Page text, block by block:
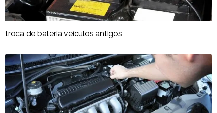
troca de bateria veículos antigos